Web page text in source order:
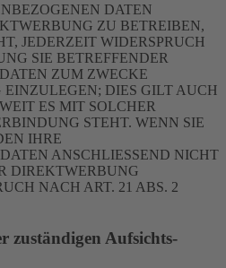
DATEN
ZU BETREIBEN,
JEDERZEIT WIDERSPRUCH
SIE BETREFFENDER
ZUM ZWECKE
EINZULEGEN; DIES GILT AUCH
ES MIT SOLCHER
STEHT. WENN SIE
IHRE
ANSCHLIESSEND NICHT
DIREKTWERBUNG
NACH ART. 21 ABS. 2
zuständigen Aufsichts­